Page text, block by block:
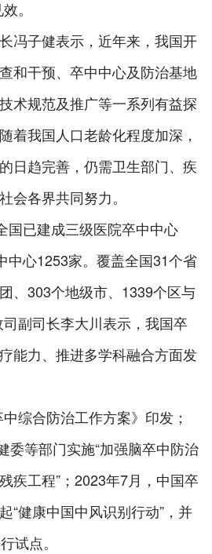
。
冯子健表示，近年来，我国开
和干预、卒中中心及防治基地
术规范及推广等一系列有益探
着我国人口老龄化程度加深，
日趋完善，仍需卫生部门、疾
会各界共同努力。
国已建成三级医院卒中中心
中心1253家。覆盖全国31个省
、303个地级市、1339个区与
副司长李大川表示，我国卒
能力、推进多学科融合方面发
综合防治工作方案》印发；
委等部门实施“加强脑卒中防治
疾工程”；2023年7月，中国卒
“健康中国中风识别行动”，并
试点。